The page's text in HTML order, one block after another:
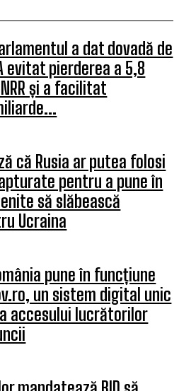
a dat dovadă de
evitat pierderea a 5,8
și a facilitat
că Rusia ar putea folosi
pentru a pune în
să slăbească
Ucraina
pune în funcțiune
un sistem digital unic
accesului lucrătorilor